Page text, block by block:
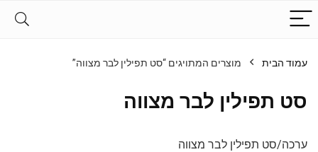
עמוד הבית מוצרים המתויגים “סט תפילין לבר מצווה”
סט תפילין לבר מצווה
ערכה/סט תפילין לבר מצווה